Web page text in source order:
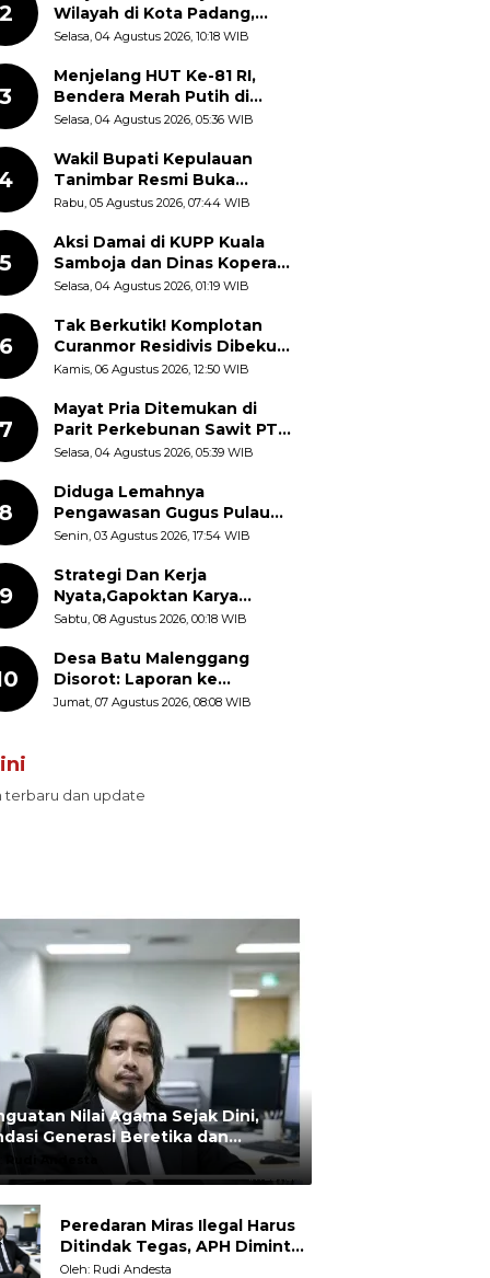
2
Wilayah di Kota Padang,
Proses Evakuasi Warga
Selasa, 04 Agustus 2026, 10:18 WIB
3
Menjelang HUT Ke-81 RI,
Bendera Merah Putih di
Kantor Dinas Kehutanan
Selasa, 04 Agustus 2026, 05:36 WIB
Wakil Bupati Kepulauan
Tanimbar Resmi Buka
Rangkaian Peringatan HUT
Diajak Perkuat Semangat
Nasionalisme
Rabu, 05 Agustus 2026, 07:44 WIB
5
Aksi Damai di KUPP Kuala
Samboja dan Dinas Koperasi
Kukar, Tuntut Keadilan dan
Selasa, 04 Agustus 2026, 01:19 WIB
6
Tak Berkutik! Komplotan
Curanmor Residivis Dibekuk
Polisi, Delapan Aksi
Terungkap
Kamis, 06 Agustus 2026, 12:50 WIB
7
Mayat Pria Ditemukan di
Parit Perkebunan Sawit PT
Hindoli Keluang, Polisi
Selasa, 04 Agustus 2026, 05:39 WIB
8
Diduga Lemahnya
Pengawasan Gugus Pulau
Provinsi Maluku Picu Dugaan
Bale-Bale di Perairan Pulau
Seira
Senin, 03 Agustus 2026, 17:54 WIB
9
Strategi Dan Kerja
Nyata,Gapoktan Karya
Makmur Genjot Produksi
Sabtu, 08 Agustus 2026, 00:18 WIB
Desa Batu Malenggang
Disorot: Laporan ke
Kemendes Ada, Keterangan
Jumat, 07 Agustus 2026, 08:08 WIB
terbaru dan update
Nilai Agama Sejak Dini,
Generasi Beretika dan
Rudi Andesta
Peredaran Miras Ilegal Harus
Ditindak Tegas, APH Diminta
Tegakkan Hukum Tanpa
Oleh: Rudi Andesta